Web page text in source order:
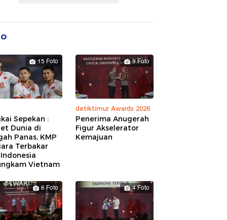
15 Foto
Sepekan :
Dunia di
Panas, KMP
Terbakar
Vietnam
9 Foto
detiktimur Awards 2026
Penerima Anugerah
Figur Akselerator
Kemajuan
6 Foto 4 Foto